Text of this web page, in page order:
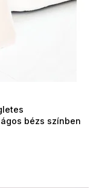
bézs színben